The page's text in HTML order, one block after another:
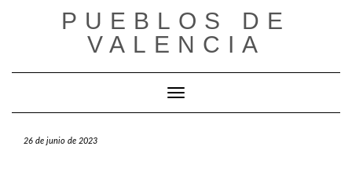
PUEBLOS DE
VALENCIA
Cambiar modo de navegación
26 de junio de 2023